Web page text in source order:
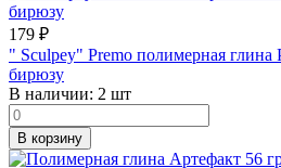
179 ₽
" Sculpey" Premo полимерная глина
бирюзу
В наличии: 2 шт
В корзину